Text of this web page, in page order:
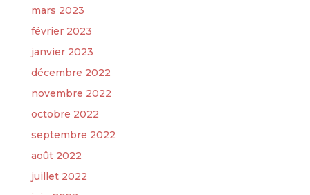
mars 2023
février 2023
janvier 2023
décembre 2022
novembre 2022
octobre 2022
septembre 2022
août 2022
juillet 2022